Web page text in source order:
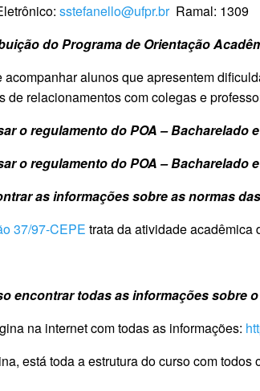
sstefanello@ufpr.brRamal: 1309
do Programa de Orientação
acompanhar alunos que apresentem
de relacionamentos com colegas e
o regulamento do POA – Bacharelado
o regulamento do POA – Bacharelado
as informações sobre as normas
37/97-CEPE trata da atividade acadêmica
encontrar todas as informações sobre
na internet com todas as informações:
está toda a estrutura do curso com